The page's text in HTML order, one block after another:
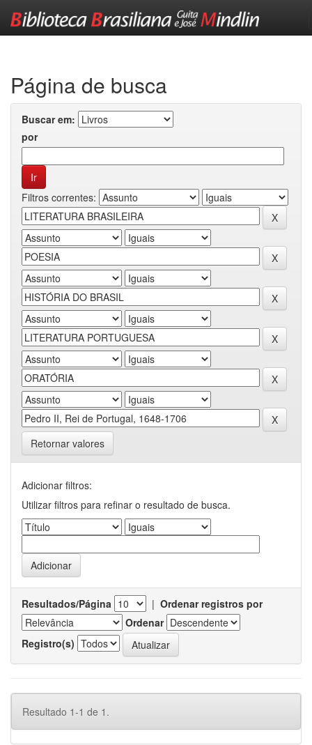
Página de busca
Buscar em:
por
Filtros correntes:
Retornar valores
Adicionar filtros:
Utilizar filtros para refinar o resultado de busca.
Resultados/Página | Ordenar registros por
Ordenar
Registro(s)
Resultado 1-1 de 1.